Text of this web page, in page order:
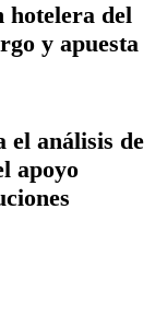
hotelera del
y apuesta
el análisis de
apoyo